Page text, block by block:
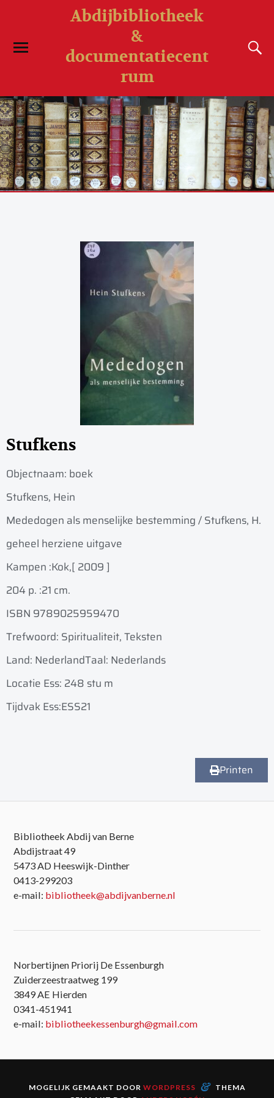
Abdijbibliotheek
&
documentatiecent
rum
Stufkens
Objectnaam: boek
Stufkens, Hein
Mededogen als menselijke bestemming / Stufkens, H.
geheel herziene uitgave
Kampen :Kok,[ 2009 ]
204 p. :21 cm.
ISBN 9789025959470
Trefwoord: Spiritualiteit, Teksten
Land: NederlandTaal: Nederlands
Locatie Ess: 248 stu m
Tijdvak Ess:ESS21
Printen
Bibliotheek Abdij van Berne
Abdijstraat 49
5473 AD Heeswijk-Dinther
0413-299203
e-mail: bibliotheek@abdijvanberne.nl
Norbertijnen Priorij De Essenburgh
Zuiderzeestraatweg 199
3849 AE Hierden
0341-451941
e-mail: bibliotheekessenburgh@gmail.com
MOGELIJK GEMAAKT DOOR WORDPRESS &
THEMA